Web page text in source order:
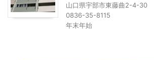
山口県宇部市東藤曲2-4-30
0836-35-8115
年末年始